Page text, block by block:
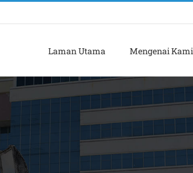
Laman Utama Mengenai Kami